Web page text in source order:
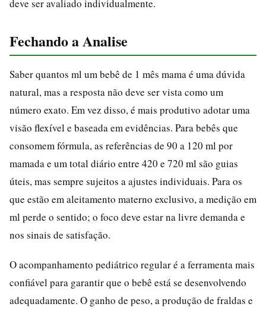
deve ser avaliado individualmente.
Fechando a Analise
Saber quantos ml um bebê de 1 mês mama é uma dúvida
natural, mas a resposta não deve ser vista como um
número exato. Em vez disso, é mais produtivo adotar uma
visão flexível e baseada em evidências. Para bebês que
consomem fórmula, as referências de 90 a 120 ml por
mamada e um total diário entre 420 e 720 ml são guias
úteis, mas sempre sujeitos a ajustes individuais. Para os
que estão em aleitamento materno exclusivo, a medição em
ml perde o sentido; o foco deve estar na livre demanda e
nos sinais de satisfação.
O acompanhamento pediátrico regular é a ferramenta mais
confiável para garantir que o bebê está se desenvolvendo
adequadamente. O ganho de peso, a produção de fraldas e